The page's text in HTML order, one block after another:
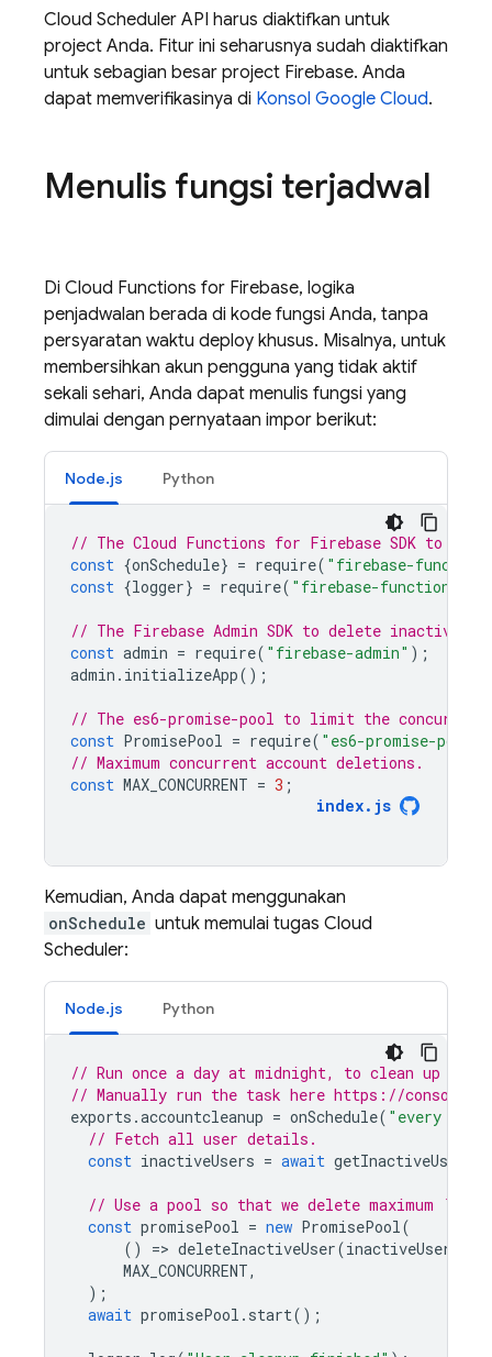
Cloud Scheduler API harus diaktifkan untuk
project Anda. Fitur ini seharusnya sudah diaktifkan
untuk sebagian besar project Firebase. Anda
dapat memverifikasinya di Konsol Google Cloud.
Menulis fungsi terjadwal
Di Cloud Functions for Firebase, logika
penjadwalan berada di kode fungsi Anda, tanpa
persyaratan waktu deploy khusus. Misalnya, untuk
membersihkan akun pengguna yang tidak aktif
sekali sehari, Anda dapat menulis fungsi yang
dimulai dengan pernyataan impor berikut:
Node.js Python
// The Cloud Functions for Firebase SDK to
const {onSchedule} = require( "firebase-
const {logger} = require( "firebase-functions"
// The Firebase Admin SDK to delete inactive
const admin = require( "firebase-admin" );
admin . initializeApp();
// The es6-promise-pool to limit the
const PromisePool = require( "es6-promise-pool"
// Maximum concurrent account deletions.
const MAX_CONCURRENT = 3 ;
index. js
Kemudian, Anda dapat menggunakan
onSchedule untuk memulai tugas Cloud
Scheduler:
Node.js Python
// Run once a day at midnight, to clean up the
// Manually run the task here https://
exports .accountcleanup = onSchedule( "every day
// Fetch all user details.
const inactiveUsers = await getInactiveUsers
// Use a pool so that we delete maximum
const promisePool = new PromisePool(
()
=> deleteInactiveUser(inactiveUsers
MAX_CONCURRENT,
);
await promisePool . start();